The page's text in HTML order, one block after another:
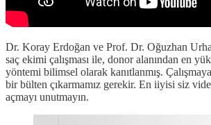
Dr. Koray Erdoğan ve Prof. Dr. Oğuzhan
saç ekimi çalışması ile, donor alanından en
yöntemi bilimsel olarak kanıtlanmış.
bir bülten çıkarmamız gerekir. En iiyisi siz
açmayı unutmayın.